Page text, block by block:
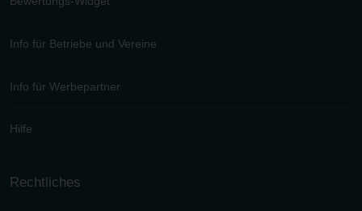
Info für Betriebe und Vereine
Info für Werbepartner
Hilfe
Rechtliches